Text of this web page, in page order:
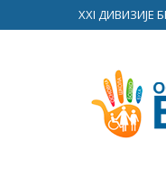
XXI ДИВИЗИЈЕ